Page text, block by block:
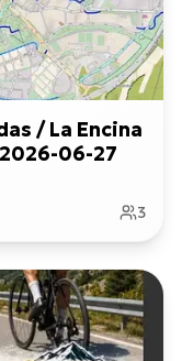
/ La Encina
06-27
3